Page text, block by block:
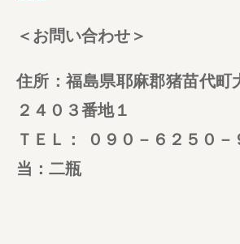
＜お問い合わせ＞
住所：福島県耶麻郡猪苗代町
２４０３番地１
ＴＥＬ： ０９０－６２５
当：二瓶